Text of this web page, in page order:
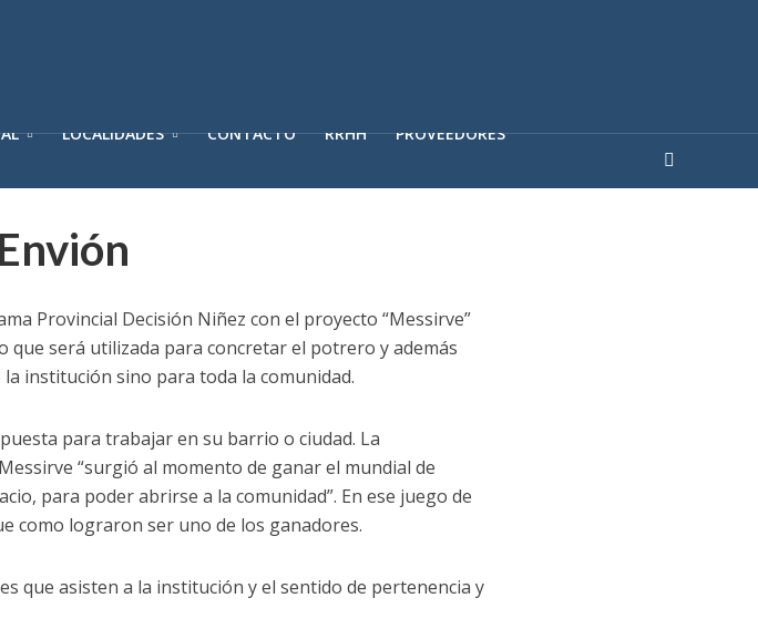
LOCALIDADES CONTACTO RRHH PROVEEDORES
Provincial Decisión Niñez con el proyecto “Messirve”
que será utilizada para concretar el potrero y además
institución sino para toda la comunidad.
para trabajar en su barrio o ciudad. La
“surgió al momento de ganar el mundial de
para poder abrirse a la comunidad”. En ese juego de
como lograron ser uno de los ganadores.
que asisten a la institución y el sentido de pertenencia y